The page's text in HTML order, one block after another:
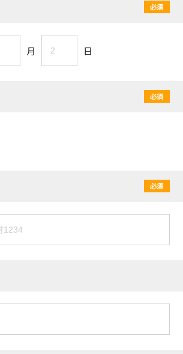
必須
月 日
必須
必須